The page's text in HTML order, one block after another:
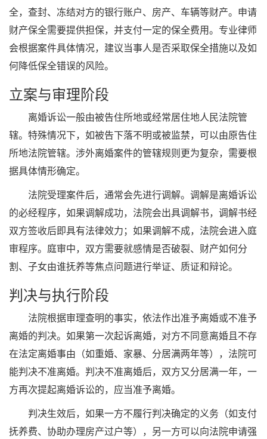
全，查封、冻结对方的银行账户、房产、车辆等财产。申请
财产保全需要提供担保，并支付一定的保全费用。专业律师
会根据案件具体情况，建议当事人是否采取保全措施以及如
何降低保全错误的风险。
立案与审理阶段
离婚诉讼一般由被告住所地或经常居住地人民法院管
辖。特殊情况下，如被告下落不明或被监禁，可以由原告住
所地法院管辖。涉外离婚案件的管辖规则更为复杂，需要根
据具体情形确定。
法院受理案件后，通常会先进行调解。调解是离婚诉讼
的必经程序，如果调解成功，法院会出具调解书，调解书经
双方签收后即具有法律效力；如果调解不成，法院会进入庭
审程序。庭审中，双方需要就感情是否破裂、财产如何分
割、子女由谁抚养等焦点问题进行举证、质证和辩论。
判决与执行阶段
法院根据审理查明的事实，依法作出准予离婚或不准予
离婚的判决。如果第一次起诉离婚，对方不同意离婚且不存
在法定离婚事由（如重婚、家暴、分居满两年等），法院可
能判决不准离婚。判决不准离婚后，双方又分居满一年，一
方再次提起离婚诉讼的，应当准予离婚。
判决生效后，如果一方不履行判决确定的义务（如支付
抚养费、协助办理房产过户等），另一方可以向法院申请强